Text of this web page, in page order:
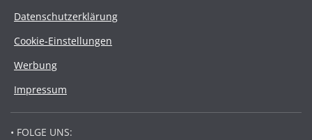
Datenschutzerklärung
Cookie-Einstellungen
Werbung
Impressum
• FOLGE UNS: